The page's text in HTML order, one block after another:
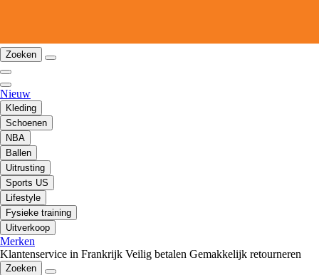
Zoeken
Nieuw
Kleding
Schoenen
NBA
Ballen
Uitrusting
Sports US
Lifestyle
Fysieke training
Uitverkoop
Merken
Klantenservice in Frankrijk Veilig betalen Gemakkelijk retourneren
Zoeken